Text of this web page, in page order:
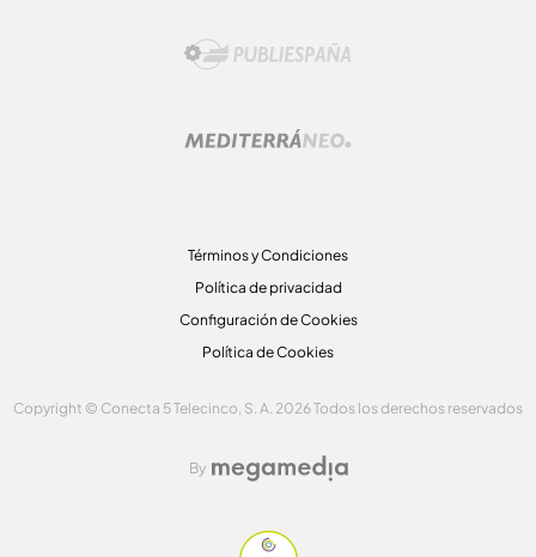
Términos y Condiciones
Política de privacidad
Configuración de Cookies
Política de Cookies
Copyright © Conecta 5 Telecinco, S. A. 2026 Todos los derechos reservados
By